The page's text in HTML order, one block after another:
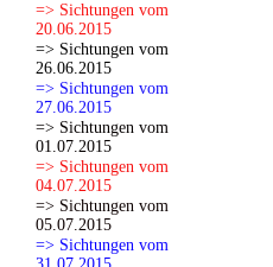
=> Sichtungen vom
20.06.2015
=> Sichtungen vom
26.06.2015
=> Sichtungen vom
27.06.2015
=> Sichtungen vom
01.07.2015
=> Sichtungen vom
04.07.2015
=> Sichtungen vom
05.07.2015
=> Sichtungen vom